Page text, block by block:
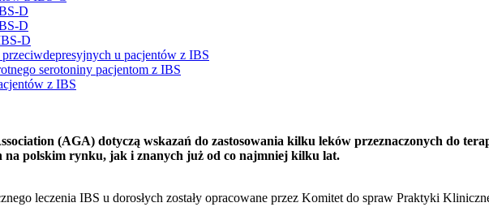
D
D
D
u pacjentów z IBS
serotoniny pacjentom z IBS
z IBS
(AGA) dotyczą wskazań do zastosowania kilku leków przeznaczonych do
na polskim rynku, jak i znanych już od co najmniej kilku lat.
leczenia IBS u dorosłych zostały opracowane przez Komitet do spraw Praktyki